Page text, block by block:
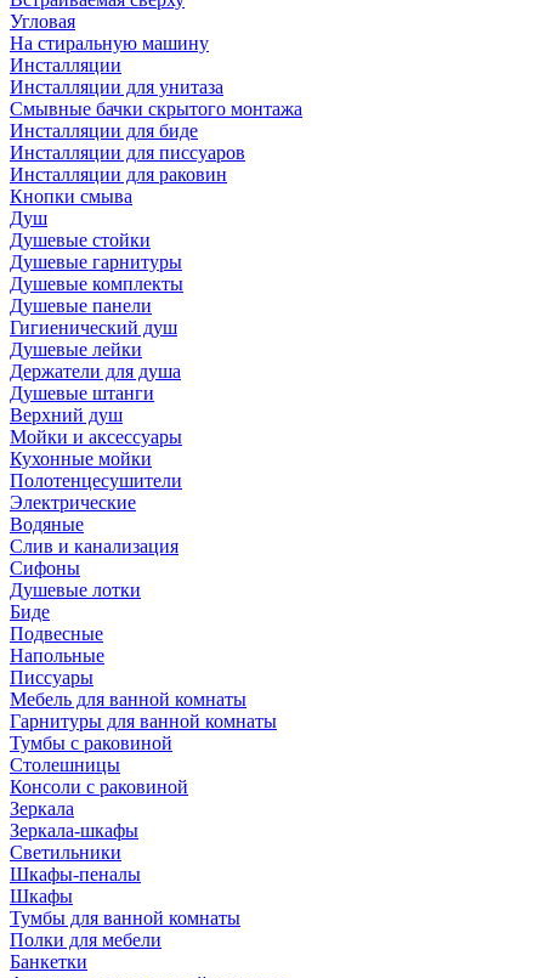
Угловая
На стиральную машину
Инсталляции
Инсталляции для унитаза
Смывные бачки скрытого монтажа
Инсталляции для биде
Инсталляции для писсуаров
Инсталляции для раковин
Кнопки смыва
Душ
Душевые стойки
Душевые гарнитуры
Душевые комплекты
Душевые панели
Гигиенический душ
Душевые лейки
Держатели для душа
Душевые штанги
Верхний душ
Мойки и аксессуары
Кухонные мойки
Полотенцесушители
Электрические
Водяные
Слив и канализация
Сифоны
Душевые лотки
Биде
Подвесные
Напольные
Писсуары
Мебель для ванной комнаты
Гарнитуры для ванной комнаты
Тумбы с раковиной
Столешницы
Консоли с раковиной
Зеркала
Зеркала-шкафы
Светильники
Шкафы-пеналы
Шкафы
Тумбы для ванной комнаты
Полки для мебели
Банкетки